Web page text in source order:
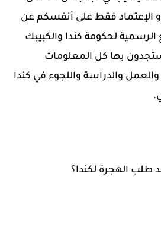
الإعتماد فقط على أنفسكم عن
لحكومة كندا والكبيبك
ستجدون بها كل المعلومات
والدراسة واللجوء في كندا
طلب الهجرة لكندا؟